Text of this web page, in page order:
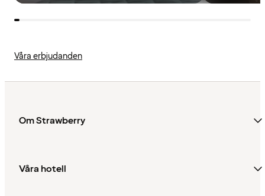
Våra erbjudanden
Om Strawberry
Våra hotell